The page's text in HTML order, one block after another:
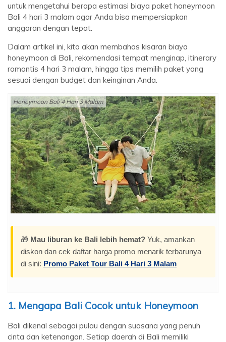
untuk mengetahui berapa estimasi biaya paket honeymoon
Bali 4 hari 3 malam agar Anda bisa mempersiapkan
anggaran dengan tepat.
Dalam artikel ini, kita akan membahas kisaran biaya
honeymoon di Bali, rekomendasi tempat menginap, itinerary
romantis 4 hari 3 malam, hingga tips memilih paket yang
sesuai dengan budget dan keinginan Anda.
Honeymoon Bali 4 Hari 3 Malam
🎁 Mau liburan ke Bali lebih hemat? Yuk, amankan
diskon dan cek daftar harga promo menarik terbarunya
di sini: Promo Paket Tour Bali 4 Hari 3 Malam
1. Mengapa Bali Cocok untuk Honeymoon
Bali dikenal sebagai pulau dengan suasana yang penuh
cinta dan ketenangan. Setiap daerah di Bali memiliki